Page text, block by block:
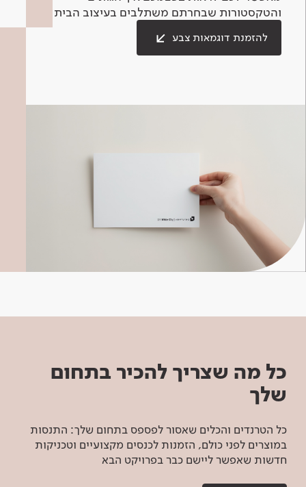
והטקסטורות שבחרתם משתלבים בעיצוב הבית.
להזמנת דוגמאות צבע
כל מה שצריך להכיר בתחום
שלך
כל הטרנדים והכלים שאסור לפספס בתחום שלך: התנסות
במוצרים לפני כולם, הזמנות לכנסים מקצועיים וטכניקות
חדשות שאפשר ליישם כבר בפרויקט הבא